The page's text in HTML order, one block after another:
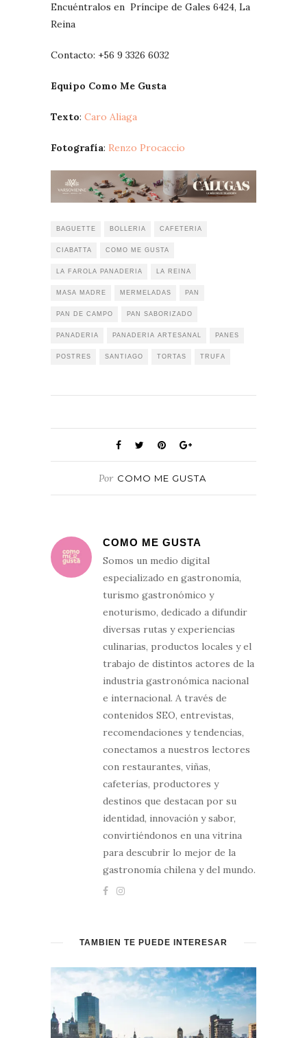
Encuéntralos en Príncipe de Gales 6424, La
Reina
Contacto: +56 9 3326 6032
Equipo Como Me Gusta
Texto: Caro Aliaga
Fotografía: Renzo Procaccio
BAGUETTE BOLLERIA CAFETERIA
CIABATTA COMO ME GUSTA
LA FAROLA PANADERIA LA REINA
MASA MADRE MERMELADAS PAN
PAN DE CAMPO PAN SABORIZADO
PANADERIA PANADERIA ARTESANAL PANES
POSTRES SANTIAGO TORTAS TRUFA
Por COMO ME GUSTA
COMO ME GUSTA
Somos un medio digital
especializado en gastronomía,
turismo gastronómico y
enoturismo, dedicado a difundir
diversas rutas y experiencias
culinarias, productos locales y el
trabajo de distintos actores de la
industria gastronómica nacional
e internacional. A través de
contenidos SEO, entrevistas,
recomendaciones y tendencias,
conectamos a nuestros lectores
con restaurantes, viñas,
cafeterías, productores y
destinos que destacan por su
identidad, innovación y sabor,
convirtiéndonos en una vitrina
para descubrir lo mejor de la
gastronomía chilena y del mundo.
TAMBIÉN TE PUEDE INTERESAR